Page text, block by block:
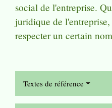
social de l'entreprise.
juridique de
respecter un certain
Textes de référence